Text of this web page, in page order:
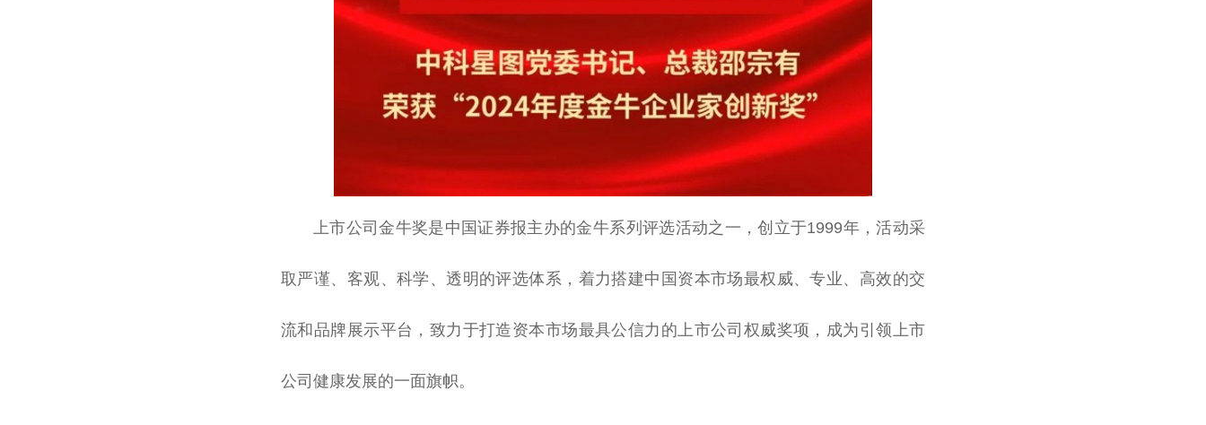
上市公司金牛奖是中国证券报主办的金牛系列评选活动之一，创立于1999年，活动采
取严谨、客观、科学、透明的评选体系，着力搭建中国 资本市场最权威、专业、高效的交
流和品牌展示平台 ，致力于打造资本市场最具公信力的上市公司权威奖项，成为引领上市
公司健康发展的一面旗帜。